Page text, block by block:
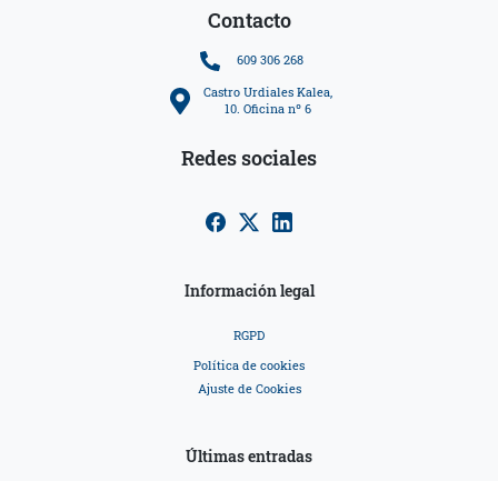
Contacto
609 306 268
Castro Urdiales Kalea,
10. Oficina nº 6
Redes sociales
Información legal
RGPD
Política de cookies
Ajuste de Cookies
Últimas entradas